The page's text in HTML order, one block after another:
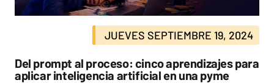
JUEVES SEPTIEMBRE 19, 2024
Del prompt al proceso: cinco aprendizajes para
aplicar inteligencia artificial en una pyme